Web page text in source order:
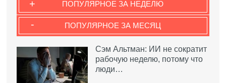
ПОПУЛЯРНОЕ ЗА НЕДЕЛЮ
+
ПОПУЛЯРНОЕ ЗА МЕСЯЦ
-
Сэм Альтман: ИИ не сократит
рабочую неделю, потому что
люди…